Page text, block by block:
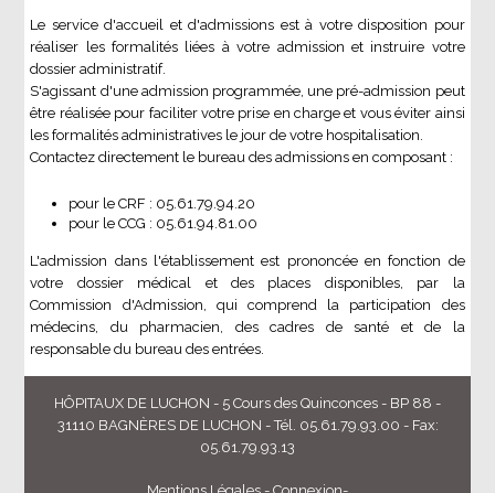
Le service d'accueil et d'admissions est à votre disposition pour
réaliser les formalités liées à votre admission et instruire votre
dossier administratif.
S'agissant d'une admission programmée, une pré-admission peut
être réalisée pour faciliter votre prise en charge et vous éviter ainsi
les formalités administratives le jour de votre hospitalisation.
Contactez directement le bureau des admissions en composant :
pour le CRF : 05.61.79.94.20
pour le CCG : 05.61.94.81.00
L'admission dans l'établissement est prononcée en fonction de
votre dossier médical et des places disponibles, par la
Commission d'Admission, qui comprend la participation des
médecins, du pharmacien, des cadres de santé et de la
responsable du bureau des entrées.
HÔPITAUX DE LUCHON - 5 Cours des Quinconces - BP 88 -
31110 BAGNÈRES DE LUCHON - Tél. 05.61.79.93.00 - Fax:
05.61.79.93.13